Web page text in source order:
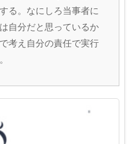
る。なにしろ当事者に
自分だと思っているか
考え自分の責任で実行